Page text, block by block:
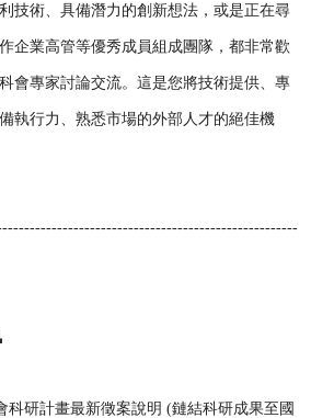
技術、具備潛力的創新想法， 或是正在尋
企業高管等優秀成員組成團隊， 都非常歡
會專家討論交流。這是您將技術提供、 專
執行力、熟悉市場的外部人才的絕佳機
-----------------------------------------------
科研計畫最新徵案說明 (鏈結科研成果至國